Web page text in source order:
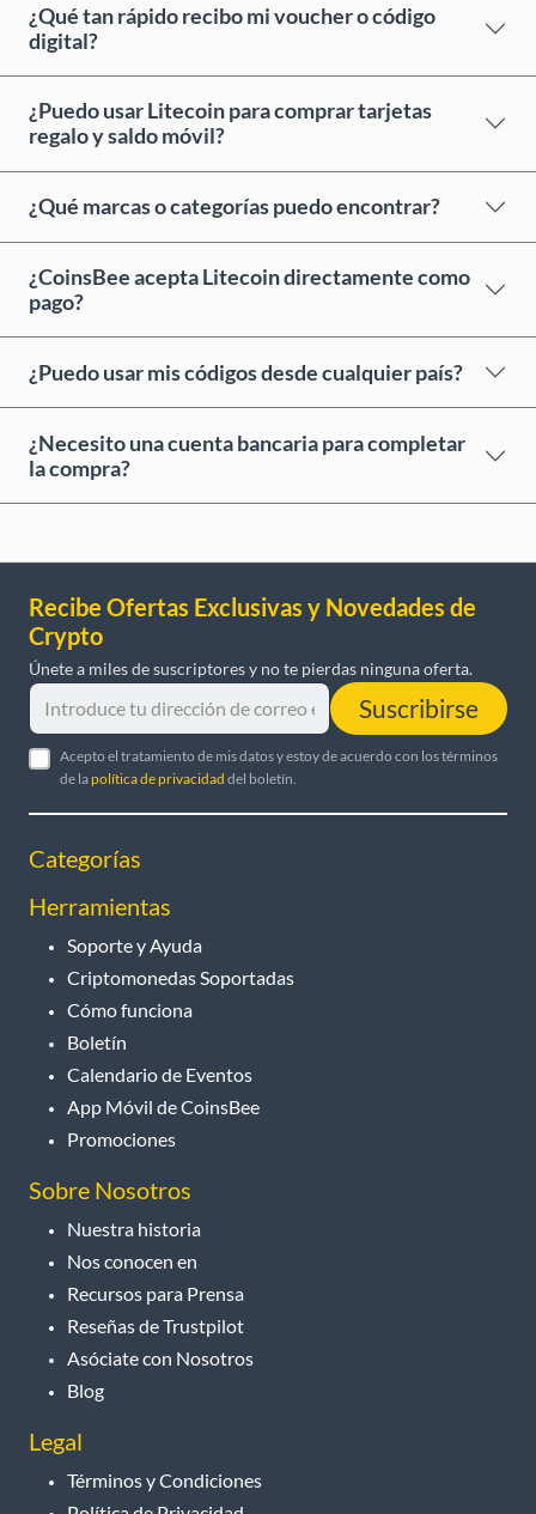
¿Qué tan rápido recibo mi voucher o código
digital?
¿Puedo usar Litecoin para comprar tarjetas
regalo y saldo móvil?
¿Qué marcas o categorías puedo encontrar?
¿CoinsBee acepta Litecoin directamente como
pago?
¿Puedo usar mis códigos desde cualquier país?
¿Necesito una cuenta bancaria para completar
la compra?
Recibe Ofertas Exclusivas y Novedades de
Crypto
Únete a miles de suscriptores y no te pierdas ninguna oferta.
Suscribirse
Acepto el tratamiento de mis datos y estoy de acuerdo con los términos
de lapolítica de privacidad del boletín.
Categorías
Herramientas
Soporte y Ayuda
Criptomonedas Soportadas
Cómo funciona
Boletín
Calendario de Eventos
App Móvil de CoinsBee
Promociones
Sobre Nosotros
Nuestra historia
Nos conocen en
Recursos para Prensa
Reseñas de Trustpilot
Asóciate con Nosotros
Blog
Legal
Términos y Condiciones